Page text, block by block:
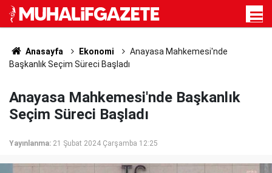
Anasayfa Ekonomi
Anayasa Mahkemesi'nde
Başkanlık Seçim Süreci Başladı
Anayasa Mahkemesi'nde Başkanlık
Seçim Süreci Başladı
Yayınlanma: 21 Şubat 2024 Çarşamba 12:25